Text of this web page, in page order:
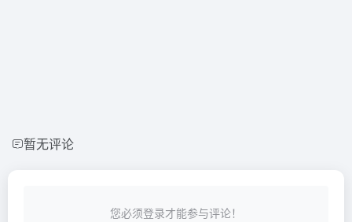
暂无评论
您必须登录才能参与评论！